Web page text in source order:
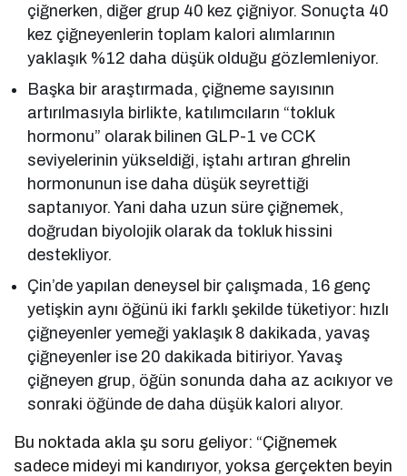
çiğnerken, diğer grup 40 kez çiğniyor. Sonuçta 40
kez çiğneyenlerin toplam kalori alımlarının
yaklaşık %12 daha düşük olduğu gözlemleniyor.
Başka bir araştırmada, çiğneme sayısının
artırılmasıyla birlikte, katılımcıların “tokluk
hormonu” olarak bilinen GLP-1 ve CCK
seviyelerinin yükseldiği, iştahı artıran ghrelin
hormonunun ise daha düşük seyrettiği
saptanıyor. Yani daha uzun süre çiğnemek,
doğrudan biyolojik olarak da tokluk hissini
destekliyor.
Çin’de yapılan deneysel bir çalışmada, 16 genç
yetişkin aynı öğünü iki farklı şekilde tüketiyor: hızlı
çiğneyenler yemeği yaklaşık 8 dakikada, yavaş
çiğneyenler ise 20 dakikada bitiriyor. Yavaş
çiğneyen grup, öğün sonunda daha az acıkıyor ve
sonraki öğünde de daha düşük kalori alıyor.
Bu noktada akla şu soru geliyor: “Çiğnemek
sadece mideyi mi kandırıyor, yoksa gerçekten beyin